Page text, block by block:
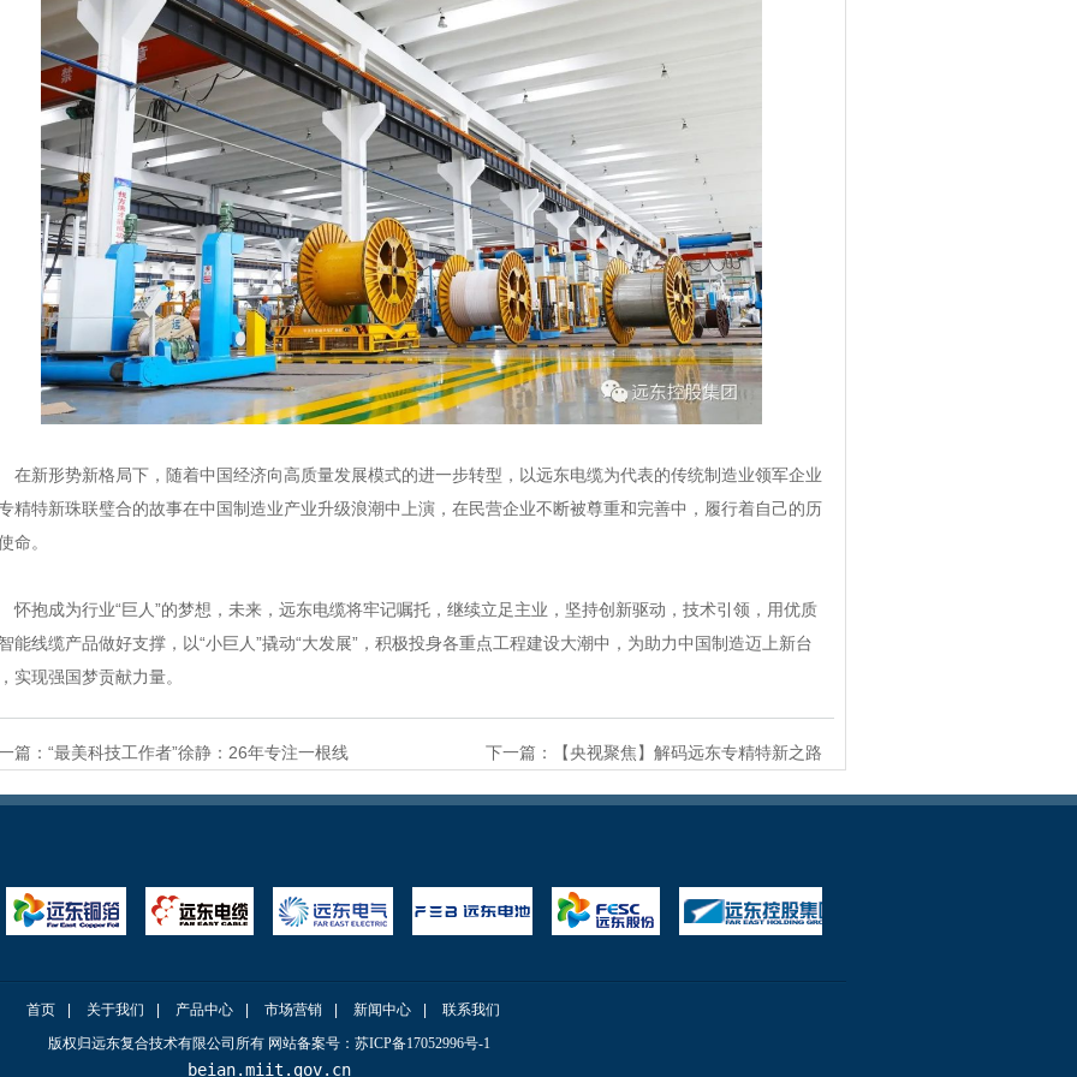
形势新格局下，随着中国经济向高质量发展模式的进一步转型，以远东电缆为代表的传统制造业领军企业
精特新珠联璧合的故事在中国制造业产业升级浪潮中上演，在民营企业不断被尊重和完善中，履行着自己的历
命。
成为行业“巨人”的梦想，未来，远东电缆将牢记嘱托，继续立足主业，坚持创新驱动，技术引领，用优质
能线缆产品做好支撑，以“小巨人”撬动“大发展”，积极投身各重点工程建设大潮中，为助力中国制造迈上新台
实现强国梦贡献力量。
篇： “最美科技工作者”徐静：26年专注一根线 下一篇： 【央视聚焦】解码远东专精特新之路
首页 关于我们 产品中心 市场营销 新闻中心
联系我们
版权归远东复合技术有限公司 所有 网站备案号：苏ICP备17052996号-1
beian.miit.gov.cn